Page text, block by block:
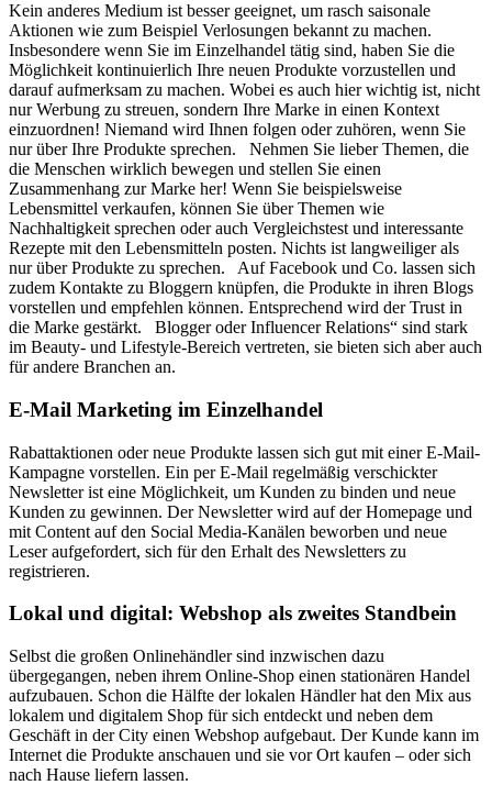
Kein anderes Medium ist besser geeignet, um rasch saisonale
Aktionen wie zum Beispiel Verlosungen bekannt zu machen.
Insbesondere wenn Sie im Einzelhandel tätig sind, haben Sie die
Möglichkeit kontinuierlich Ihre neuen Produkte vorzustellen und
darauf aufmerksam zu machen. Wobei es auch hier wichtig ist, nicht
nur Werbung zu streuen, sondern Ihre Marke in einen Kontext
einzuordnen! Niemand wird Ihnen folgen oder zuhören, wenn Sie
nur über Ihre Produkte sprechen. Nehmen Sie lieber Themen, die
die Menschen wirklich bewegen und stellen Sie einen
Zusammenhang zur Marke her! Wenn Sie beispielsweise
Lebensmittel verkaufen, können Sie über Themen wie
Nachhaltigkeit sprechen oder auch Vergleichstest und interessante
Rezepte mit den Lebensmitteln posten. Nichts ist langweiliger als
nur über Produkte zu sprechen. Auf Facebook und Co. lassen sich
zudem Kontakte zu Bloggern knüpfen, die Produkte in ihren Blogs
vorstellen und empfehlen können. Entsprechend wird der Trust in
die Marke gestärkt. Blogger oder Influencer Relations“ sind stark
im Beauty- und Lifestyle-Bereich vertreten, sie bieten sich aber auch
für andere Branchen an.
E-Mail Marketing im Einzelhandel
Rabattaktionen oder neue Produkte lassen sich gut mit einer E-Mail-
Kampagne vorstellen. Ein per E-Mail regelmäßig verschickter
Newsletter ist eine Möglichkeit, um Kunden zu binden und neue
Kunden zu gewinnen. Der Newsletter wird auf der Homepage und
mit Content auf den Social Media-Kanälen beworben und neue
Leser aufgefordert, sich für den Erhalt des Newsletters zu
registrieren.
Lokal und digital: Webshop als zweites Standbein
Selbst die großen Onlinehändler sind inzwischen dazu
übergegangen, neben ihrem Online-Shop einen stationären Handel
aufzubauen. Schon die Hälfte der lokalen Händler hat den Mix aus
lokalem und digitalem Shop für sich entdeckt und neben dem
Geschäft in der City einen Webshop aufgebaut. Der Kunde kann im
Internet die Produkte anschauen und sie vor Ort kaufen – oder sich
nach Hause liefern lassen.